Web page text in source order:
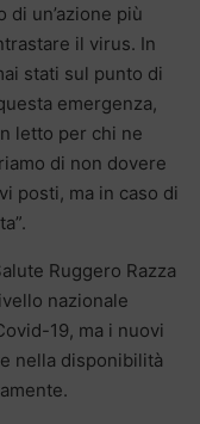
un’azione più
il virus. In
stati sul punto di
emergenza,
letto per chi ne
di non dovere
posti, ma in caso di
Ruggero Razza
nazionale
19, ma i nuovi
nella disponibilità